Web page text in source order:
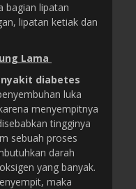
bagian lipatan
lipatan ketiak dan
Lama
diabetes
luka
menyempitnya
tingginya
sebuah proses
darah
yang banyak.
maka